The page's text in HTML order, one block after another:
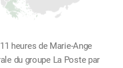
heures de Marie-Ange
du groupe La Poste par